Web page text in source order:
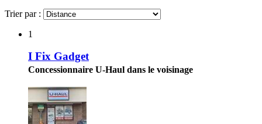
Trier par :
1
I Fix Gadget
Concessionnaire U-Haul dans le voisinage